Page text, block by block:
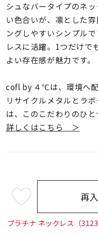
コレクション
レディース
リングサイズ
メンズ
リングサイズ
在
シュなバータイプのネ
い色合いが、凛とした
ングしやすいシンプル
レスに活躍。1つだけで
よい存在感が魅力です。
cofl by ４℃は、環境へ配
リサイクルメタルとラ
は、このこだわりのひと
詳しくはこちら ＞
再
プラチナ ネックレス（